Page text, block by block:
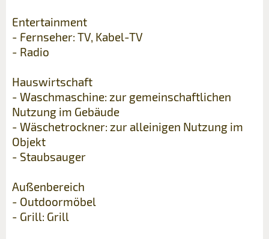
Entertainment
- Fernseher: TV, Kabel-TV
- Radio
Hauswirtschaft
- Waschmaschine: zur gemeinschaftlichen
Nutzung im Gebäude
- Wäschetrockner: zur alleinigen Nutzung im
Objekt
- Staubsauger
Außenbereich
- Outdoormöbel
- Grill: Grill